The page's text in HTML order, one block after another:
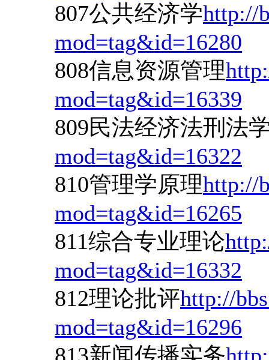
807公共经济学http://
mod=tag&id=16280
808信息资源管理
mod=tag&id=16339
809民法经济法刑法
mod=tag&id=16322
810管理学原理http://
mod=tag&id=16265
811综合专业理论
mod=tag&id=16332
812理论批评http://
mod=tag&id=16296